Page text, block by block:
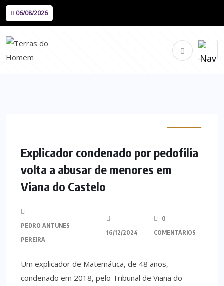
06/08/2026
Explicador condenado por pedofilia
volta a abusar de menores em
Viana do Castelo
PEDRO ANTUNES
PEREIRA
16/12/2024
0
COMENTÁRIOS
Um explicador de Matemática, de 48 anos,
condenado em 2018, pelo Tribunal de Viana do